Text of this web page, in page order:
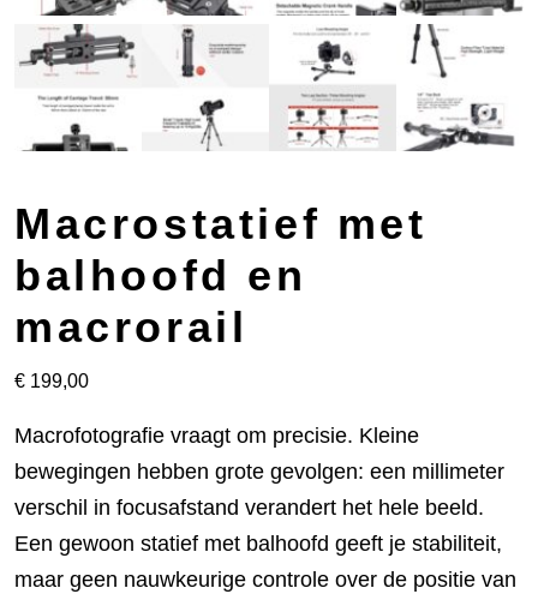
Macrostatief met
balhoofd en
macrorail
€ 199,00
Macrofotografie vraagt om precisie. Kleine
bewegingen hebben grote gevolgen: een millimeter
verschil in focusafstand verandert het hele beeld.
Een gewoon statief met balhoofd geeft je stabiliteit,
maar geen nauwkeurige controle over de positie van